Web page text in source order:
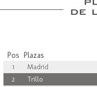
Pos Plazas
1 Madrid
2
Trillo